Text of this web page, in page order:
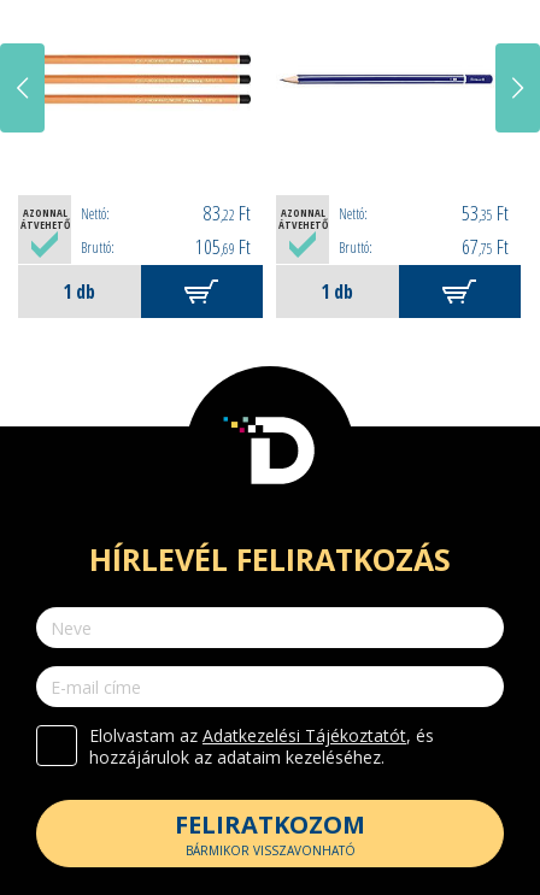
AZONNAL
ÁTVEHETŐ
Nettó: 83,22 Ft
Bruttó: 105,69 Ft
AZONNAL
ÁTVEHETŐ
Nettó: 53,35 Ft
Bruttó: 67,75 Ft
HÍRLEVÉL FELIRATKOZÁS
Elolvastam az Adatkezelési Tájékoztatót, és
hozzájárulok az adataim kezeléséhez.
FELIRATKOZOM
BÁRMIKOR VISSZAVONHATÓ